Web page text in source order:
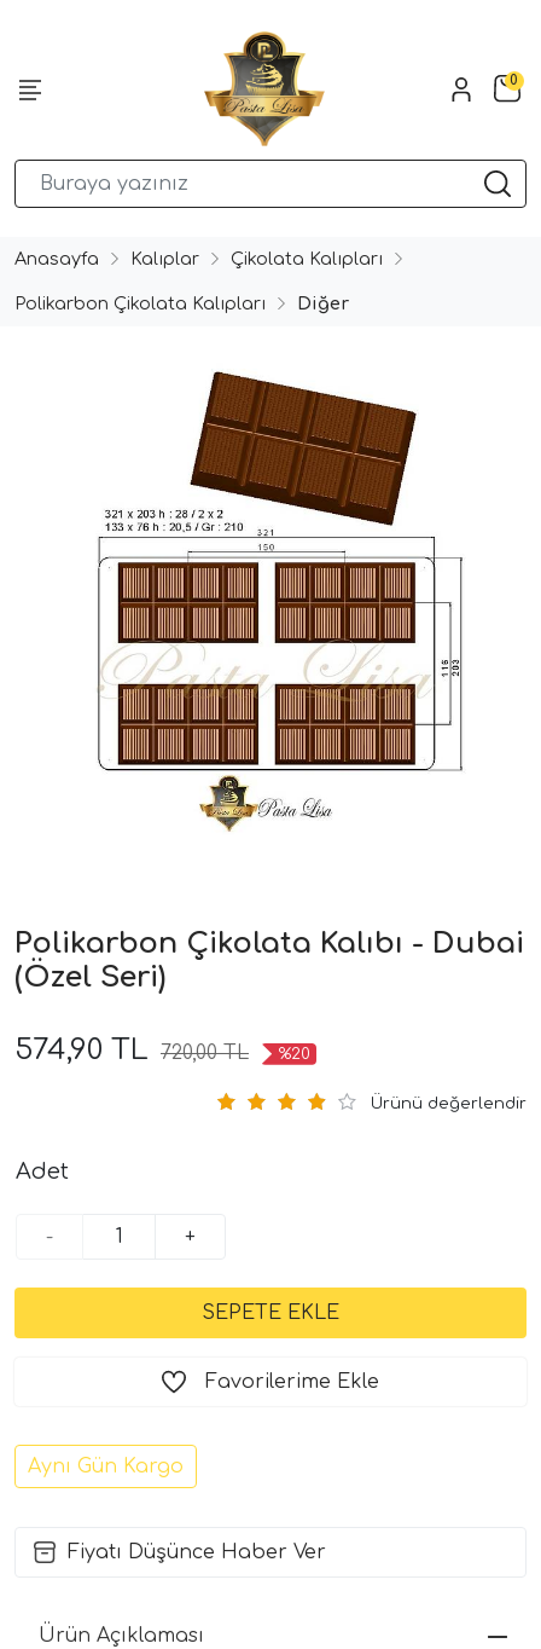
0
Anasayfa Kalıplar Çikolata Kalıpları
Polikarbon Çikolata Kalıpları Diğer
Polikarbon Çikolata Kalıbı - Dubai
(Özel Seri)
574,90 TL 720,00 TL %20
Ürünü değerlendir
Adet
- +
Favorilerime Ekle
Aynı Gün Kargo
Fiyatı Düşünce Haber Ver
Ürün Açıklaması